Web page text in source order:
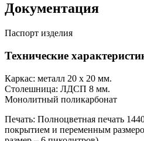
Документация
Паспорт изделия
Технические
Каркас: металл 20 х 20 мм.
Столешница: ЛДСП 8 мм.
Монолитный поликарбонат
Печать: Полноцветная печать
покрытием и переменным